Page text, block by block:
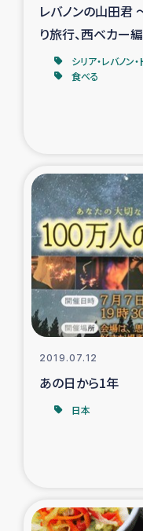
ガザ地区で
ガザ地区に
ガザ地区酪農
ふりかけ普及
レバノンの山田君
り旅行、西ベカー編
シリア・レバノン・
食べる
2019.07.12
あの日から1年
日本